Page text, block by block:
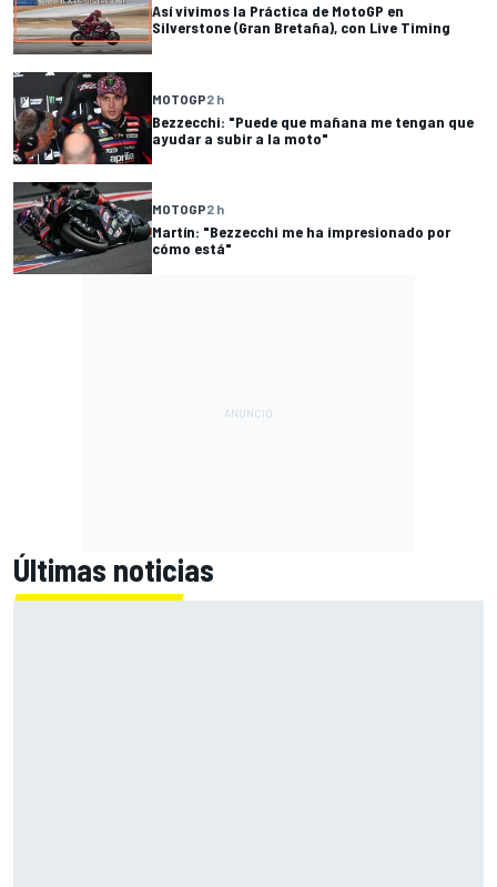
Así vivimos la Práctica de MotoGP en
Silverstone (Gran Bretaña), con Live Timing
MOTOGP2 h
Bezzecchi: "Puede que mañana me tengan que
ayudar a subir a la moto"
MOTOGP2 h
Martín: "Bezzecchi me ha impresionado por
cómo está"
Últimas noticias